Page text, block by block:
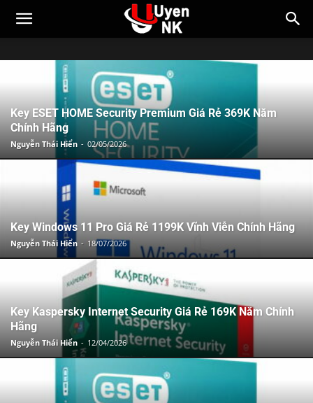
Key ESET HOME Security Premium Giá Rẻ 369K Năm
Chính Hãng
Nguyễn Thái Hiển - 02/05/2026
Key Windows 11 Pro Giá Rẻ 1199K Vĩnh Viễn Chính Hãng
Nguyễn Thái Hiển - 18/07/2026
Key Kaspersky Internet Security Giá Rẻ 169K Năm Chính
Hãng
Nguyễn Thái Hiển - 12/04/2026